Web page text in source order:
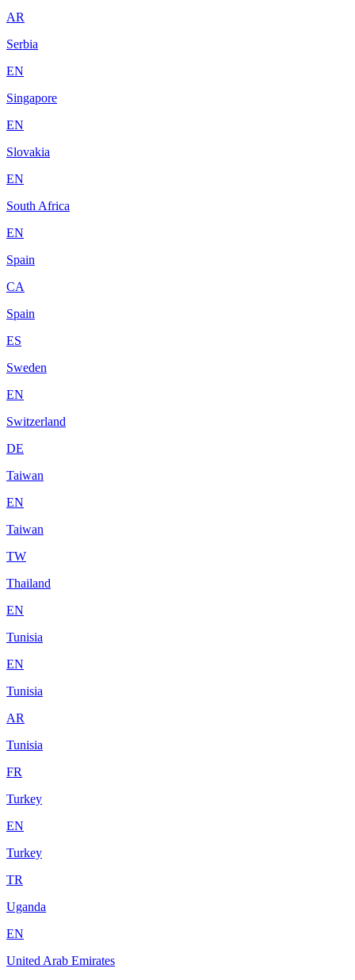
AR
Serbia
EN
Singapore
EN
Slovakia
EN
South Africa
EN
Spain
CA
Spain
ES
Sweden
EN
Switzerland
DE
Taiwan
EN
Taiwan
TW
Thailand
EN
Tunisia
EN
Tunisia
AR
Tunisia
FR
Turkey
EN
Turkey
TR
Uganda
EN
United Arab Emirates